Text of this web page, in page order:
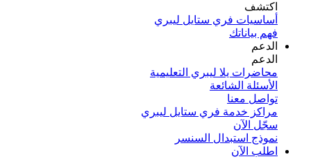
اكتشف​
أساسيات فري ستايل ليبري
فهم بياناتك
الدعم
الدعم
محاضرات يلا ليبري التعليمية
الأسئلة الشائعة
تواصل معنا
مراكز خدمة فري ستايل ليبري
سجّل الآن​
نموذج استبدال السنسر
اطلب الآن